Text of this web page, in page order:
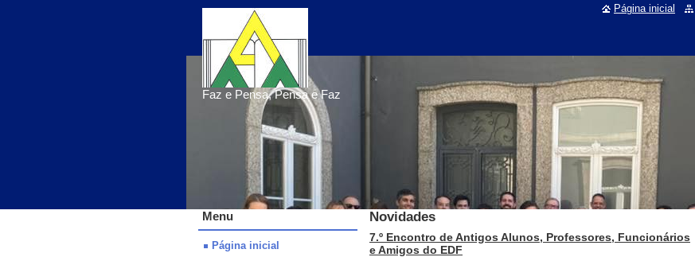
Faz e Pensa, Pensa e Faz
Novidades
7.º Encontro de Antigos Alunos, Professores, Funcionários
e Amigos do EDF
Menu
Página inicial
Página inicial